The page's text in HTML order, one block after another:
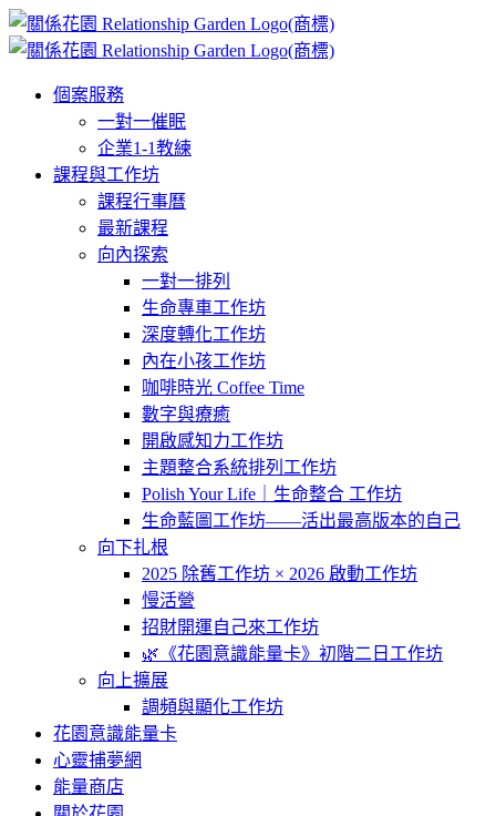
略
過
個案服務
一對一催眠
企業1-1教練
課程與工作坊
課程行事曆
最新課程
向內探索
一對一排列
生命專車工作坊
深度轉化工作坊
內在小孩工作坊
咖啡時光 Coffee Time
數字與療癒
開啟感知力工作坊
主題整合系統排列工作坊
Polish Your Life｜生命整合 工作坊
生命藍圖工作坊——活出最高版本的自己
向下扎根
2025 除舊工作坊 × 2026 啟動工作坊
慢活營
招財開運自己來工作坊
🌿《花園意識能量卡》初階二日工作坊
向上擴展
調頻與顯化工作坊
花園意識能量卡
心靈捕夢網
能量商店